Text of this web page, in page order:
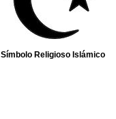
Símbolo Religioso Islámico